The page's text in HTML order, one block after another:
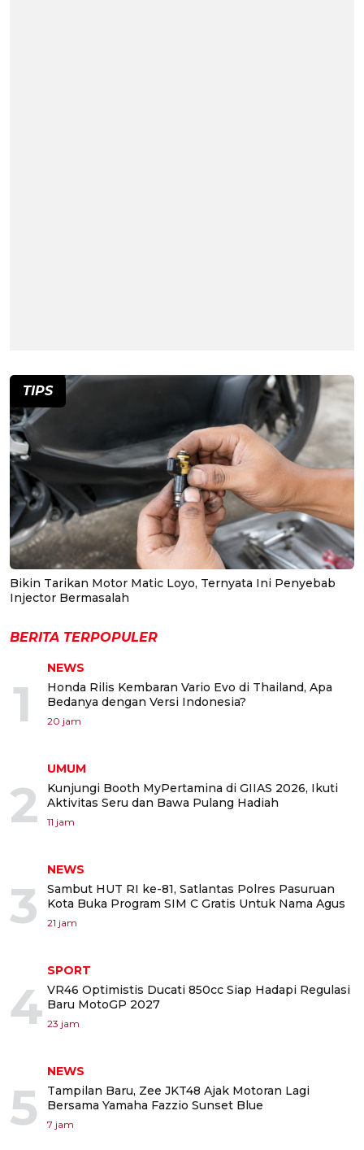
TIPS
Bikin Tarikan Motor Matic Loyo, Ternyata Ini Penyebab
Injector Bermasalah
BERITA TERPOPULER
1
NEWS
Honda Rilis Kembaran Vario Evo di Thailand, Apa
Bedanya dengan Versi Indonesia?
20 jam
2
UMUM
Kunjungi Booth MyPertamina di GIIAS 2026, Ikuti
Aktivitas Seru dan Bawa Pulang Hadiah
11 jam
3
NEWS
Sambut HUT RI ke-81, Satlantas Polres Pasuruan
Kota Buka Program SIM C Gratis Untuk Nama Agus
21 jam
4
SPORT
VR46 Optimistis Ducati 850cc Siap Hadapi Regulasi
Baru MotoGP 2027
23 jam
5
NEWS
Tampilan Baru, Zee JKT48 Ajak Motoran Lagi
Bersama Yamaha Fazzio Sunset Blue
7 jam